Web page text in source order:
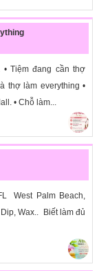
Tiệm đang cần thợ
thợ làm everything •
• Chỗ làm...
West Palm Beach,
Wax.. Biết làm đủ